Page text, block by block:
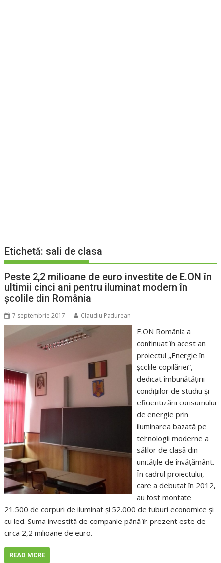
Etichetă: sali de clasa
Peste 2,2 milioane de euro investite de E.ON în
ultimii cinci ani pentru iluminat modern în
şcolile din România
7 septembrie 2017 Claudiu Padurean
E.ON România a
continuat în acest an
proiectul „Energie în
şcolile copilăriei”,
dedicat îmbunătăţirii
condiţiilor de studiu şi
eficientizării consumului
de energie prin
iluminarea bazată pe
tehnologii moderne a
sălilor de clasă din
unităţile de învăţământ.
În cadrul proiectului,
care a debutat în 2012,
au fost montate
21.500 de corpuri de iluminat şi 52.000 de tuburi economice şi
cu led. Suma investită de companie până în prezent este de
circa 2,2 milioane de euro.
READ MORE